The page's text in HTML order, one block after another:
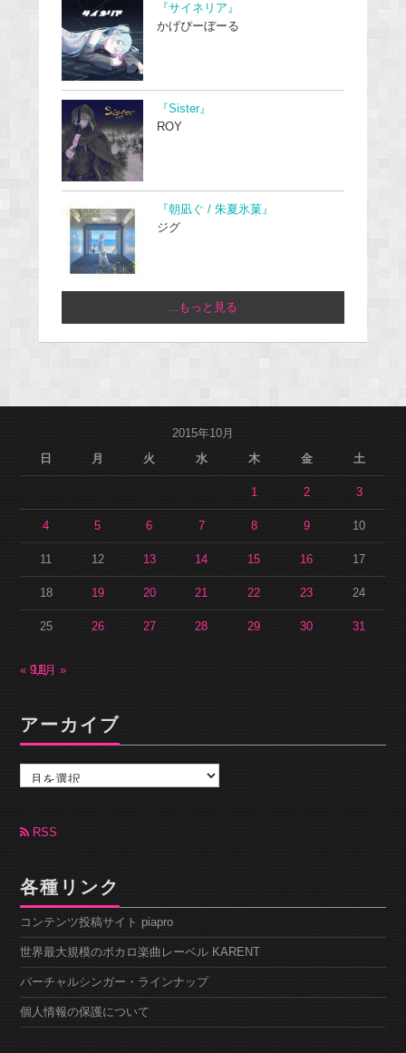
『サイネリア』
かげぴーぼーる
『Sister』
ROY
『朝凪ぐ / 朱夏氷菓』
ジグ
...もっと見る
2015年10月
日
月 火 水 木 金 土
1 2 3
4 5 6 7 8 9 10
11 12 13 14 15 16 17
18 19 20 21 22 23 24
25 26 27 28 29 30 31
« 9月
11月 »
アーカイブ
カ
ブ RSS
各種リンク
コンテンツ投稿サイト piapro
世界最大規模のボカロ楽曲レーベル KARENT
バーチャルシンガー・ラインナップ
個人情報の保護について